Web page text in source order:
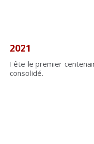
2021
Fête le premier
consolidé.